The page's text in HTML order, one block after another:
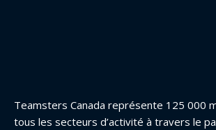
Teamsters Canada représente 125 000
tous les secteurs d’activité à travers le